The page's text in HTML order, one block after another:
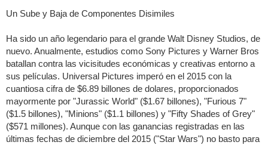
Un Sube y Baja de Componentes Disimiles
Ha sido un año legendario para el grande Walt Disney Studios, de
nuevo. Anualmente, estudios como Sony Pictures y Warner Bros
batallan contra las vicisitudes económicas y creativas entorno a
sus películas. Universal Pictures imperó en el 2015 con la
cuantiosa cifra de $6.89 billones de dolares, proporcionados
mayormente por "Jurassic World" ($1.67 billones), "Furious 7"
($1.5 billones), "Minions" ($1.1 billones) y "Fifty Shades of Grey"
($571 millones). Aunque con las ganancias registradas en las
últimas fechas de diciembre del 2015 ("Star Wars") no basto para